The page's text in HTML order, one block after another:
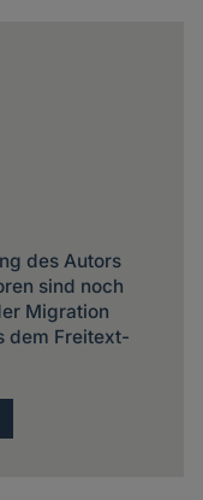
des Autors
sind noch
Migration
dem Freitext-